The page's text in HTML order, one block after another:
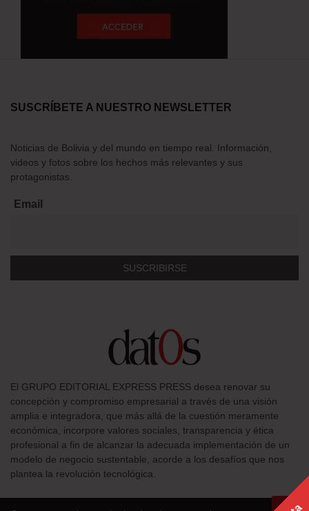
SUSCRÍBETE A NUESTRO NEWSLETTER
Noticias de Bolivia y del mundo en tiempo real. Información,
videos y fotos sobre los hechos más relevantes y sus
protagonistas.
Email
El GRUPO EDITORIAL EXPRESS PRESS desea renovar su
concepción y compromiso empresarial a través de una visión
amplia e integradora, que más allá de la cuestión meramente
económica, incorpore valores sociales, transparencia y ética
profesional a fin de alcanzar la adecuada implementación de un
modelo de negocio sustentable, acorde a los desafíos que nos
plantea la revolución tecnológica.